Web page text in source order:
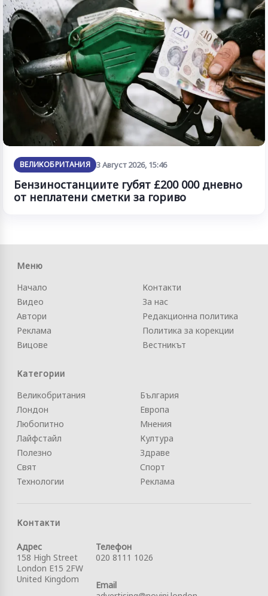
ВЕЛИКОБРИТАНИЯ 3 Август 2026, 15:46
Бензиностанциите губят £200 000 дневно
от неплатени сметки за гориво
Меню
Начало
Видео
Автори
Реклама
Вицове
Контакти
За нас
Редакционна политика
Политика за корекции
Вестникът
Категории
Великобритания
Лондон
Любопитно
Лайфстайл
Полезно
Свят
Технологии
България
Европа
Мнения
Култура
Здраве
Спорт
Реклама
Контакти
Адрес
158 High Street
London E15 2FW
United Kingdom
Телефон
020 8111 1026
Email